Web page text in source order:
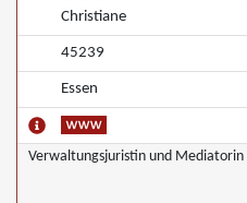
Christiane
45239
Essen
Verwaltungsjuristin und Mediatorin